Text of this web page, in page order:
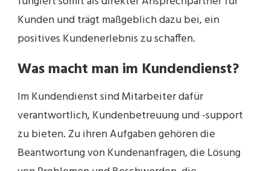
Kunden und trägt maßgeblich dazu bei, ein
positives Kundenerlebnis zu schaffen.
Was macht man im Kundendienst?
Im Kundendienst sind Mitarbeiter dafür
verantwortlich, Kundenbetreuung und -support
zu bieten. Zu ihren Aufgaben gehören die
Beantwortung von Kundenanfragen, die Lösung